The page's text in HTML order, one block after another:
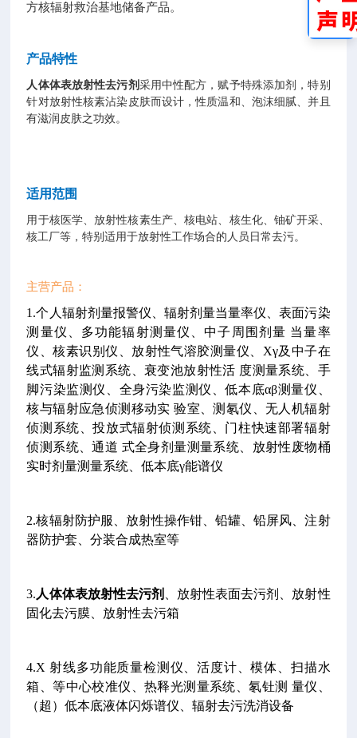
方核辐射救治基地储备产品。
产品特性
人体体表放射性去污剂 采用中性配方，赋予特殊添加剂，特别
针对放射性核素沾染皮肤而设计，性质温和、泡沫细腻、并且
有滋润皮肤之功效。
适用范围
用于核医学、放射性核素生产、核电站、核生化、铀矿开采、
核工厂等，特别适用于放射性工作场合的人员日常去污。
主营产品：
1.个人辐射剂量报警仪、辐射剂量当量率仪、表面污染
测量仪、多功能辐射测量仪、中子周围剂量 当量率
仪、核素识别仪、放射性气溶胶测量仪、Xγ及中子在
线式辐射监测系统、衰变池放射性活 度测量系统、手
脚污染监测仪、全身污染监测仪、低本底αβ测量仪、
核与辐射应急侦测移动实验室、测氡仪、无人机辐射
侦测系统、投放式辐射侦测系统、门柱快速部署辐射
侦测系统、通道 式全身剂量测量系统、放射性废物桶
实时剂量测量系统、低本底γ能谱仪
2.核辐射防护服、放射性操作钳、铅罐、铅屏风、注射
器防护套、分装合成热室等
3. 人体体表放射性去污剂
、放射性表面去污剂、放射性
固化去污膜、放射性去污箱
4.X 射线多功能质量检测仪、活度计、模体、扫描水
箱、等中心校准仪、热释光测量系统、氡钍测 量仪、
（超）低本底液体闪烁谱仪、辐射去污洗消设备